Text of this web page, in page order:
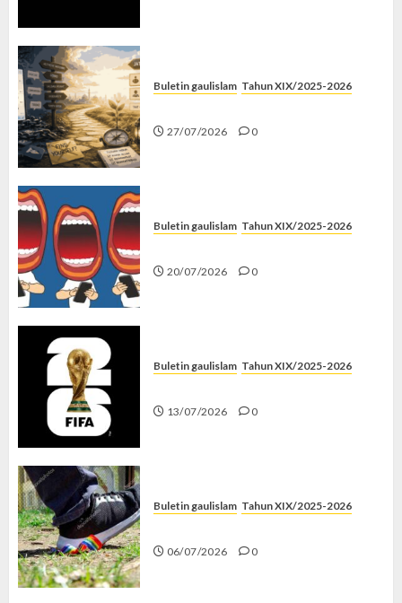
Buletin gaulislam Tahun XIX/2025-2026
27/07/2026 0
Buletin gaulislam Tahun XIX/2025-2026
20/07/2026 0
Buletin gaulislam Tahun XIX/2025-2026
13/07/2026 0
Buletin gaulislam Tahun XIX/2025-2026
06/07/2026 0